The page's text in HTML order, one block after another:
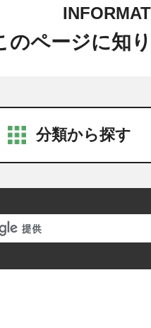
のページに知
分類から探す